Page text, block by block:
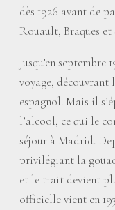
dès 1926 avant de
Rouault, Braques et
Jusqu’en
voyage, découvrant
espagnol. Mais il
l’alcool, ce qui le
séjour à Madrid.
privilégiant la
et le trait devient
officielle vient en